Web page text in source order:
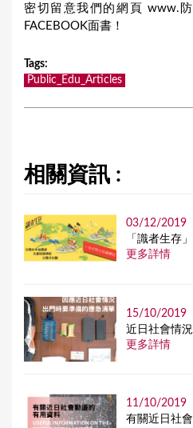
密切留意我們的網頁 www.
FACEBOOK面書！
Tags:
Public_Edu_Articles
相關資訊 :
03/12/2019
「識者生存
更多詳情
15/10/2019
近日社會情
更多詳情
11/10/2019
有關近日社